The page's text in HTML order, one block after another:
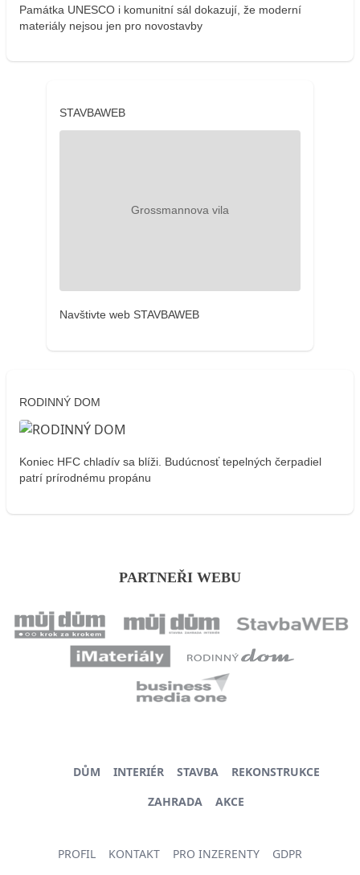
Památka UNESCO i komunitní sál dokazují, že moderní
materiály nejsou jen pro novostavby
STAVBAWEB
Navštivte web STAVBAWEB
RODINNÝ DOM
Koniec HFC chladív sa blíži. Budúcnosť tepelných čerpadiel
patrí prírodnému propánu
PARTNEŘI WEBU
DŮM INTERIÉR STAVBA
REKONSTRUKCE
ZAHRADA
AKCE
PROFIL KONTAKT PRO INZERENTY GDPR